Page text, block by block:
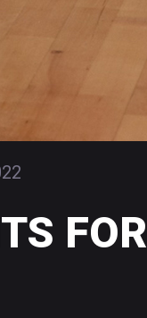
FOR